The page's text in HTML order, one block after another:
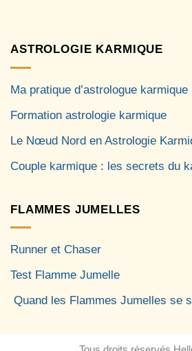
ASTROLOGIE KARMIQUE
Ma pratique d’astrologue karmique
Formation astrologie karmique
Le Nœud Nord en Astrologie
Couple karmique : les secrets du
FLAMMES JUMELLES
Runner et Chaser
Test Flamme Jumelle
Quand les Flammes Jumelles se